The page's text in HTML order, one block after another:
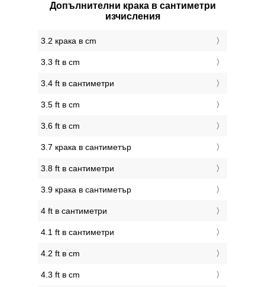
Допълнителни крака в сантиметри
изчисления
3.2 крака в cm
3.3 ft в cm
3.4 ft в сантиметри
3.5 ft в cm
3.6 ft в cm
3.7 крака в сантиметър
3.8 ft в сантиметри
3.9 крака в сантиметър
4 ft в сантиметри
4.1 ft в сантиметри
4.2 ft в cm
4.3 ft в cm